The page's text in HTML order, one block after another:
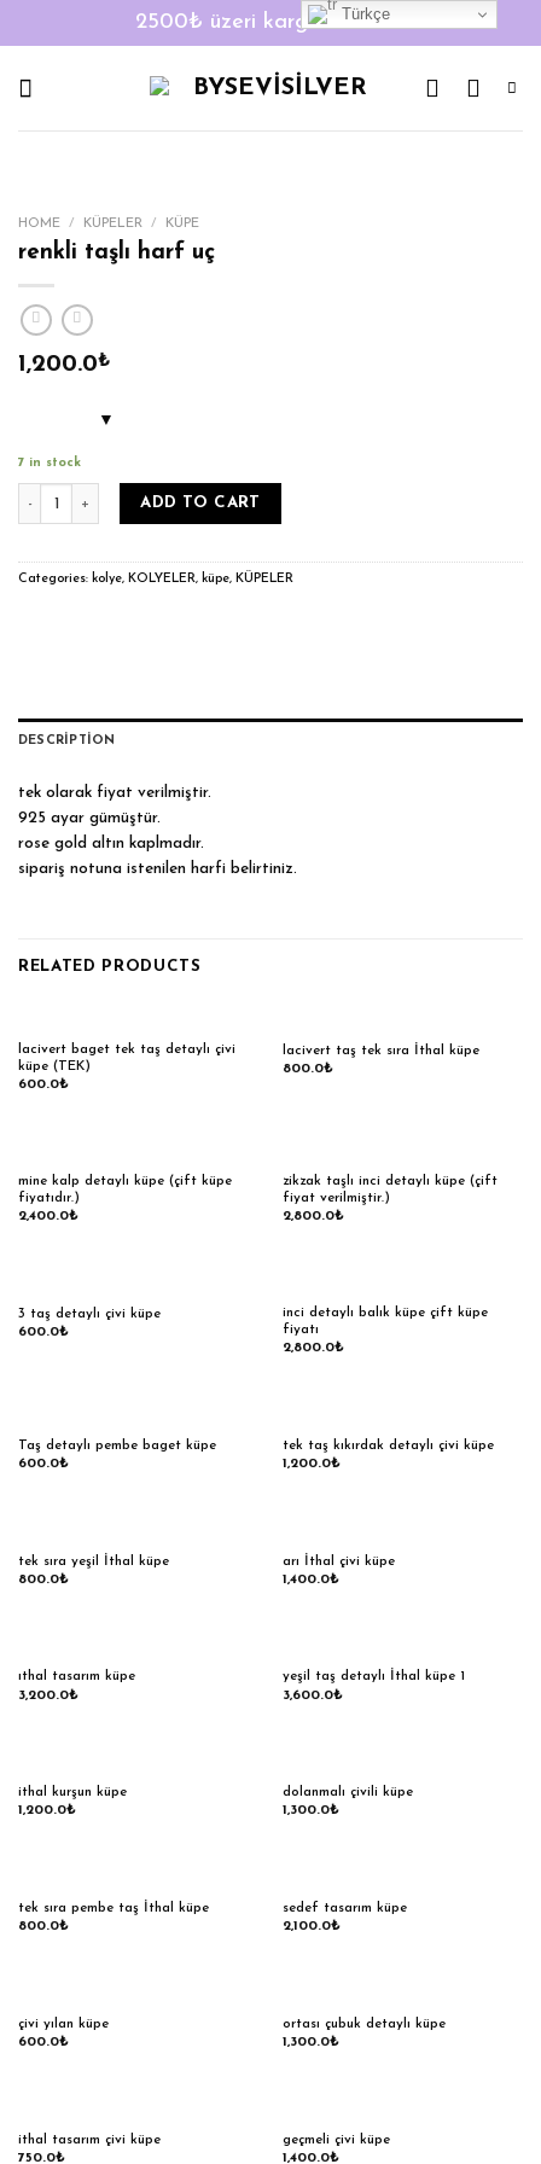
2500₺ üzeri kargo ücretsiz!
HOME / KÜPELER / KÜPE
renkli taşlı harf uç
1,200.0₺
7 in stock
renkli taşlı harf uç quantity
ADD TO CART
Categories: kolye, KOLYELER, küpe, KÜPELER
DESCRIPTION
tek olarak fiyat verilmiştir.
925 ayar gümüştür.
rose gold altın kaplmadır.
sipariş notuna istenilen harfi belirtiniz.
RELATED PRODUCTS
lacivert baget tek taş detaylı çivi
küpe (TEK)
600.0₺
lacivert taş tek sıra İthal küpe
800.0₺
mine kalp detaylı küpe (çift küpe
fiyatıdır.)
2,400.0₺
zikzak taşlı inci detaylı küpe (çift
fiyat verilmiştir.)
2,800.0₺
3 taş detaylı çivi küpe
600.0₺
inci detaylı balık küpe çift küpe
fiyatı
2,800.0₺
Taş detaylı pembe baget küpe
600.0₺
tek taş kıkırdak detaylı çivi küpe
1,200.0₺
tek sıra yeşil İthal küpe
800.0₺
arı İthal çivi küpe
1,400.0₺
ıthal tasarım küpe
3,200.0₺
yeşil taş detaylı İthal küpe 1
3,600.0₺
ithal kurşun küpe
1,200.0₺
dolanmalı çivili küpe
1,300.0₺
tek sıra pembe taş İthal küpe
800.0₺
sedef tasarım küpe
2,100.0₺
çivi yılan küpe
600.0₺
ortası çubuk detaylı küpe
1,300.0₺
ithal tasarım çivi küpe
750.0₺
geçmeli çivi küpe
1,400.0₺
Türkçe